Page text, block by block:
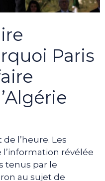
Paris
de l’heure. Les
l’information révélée
tenus par le
au sujet de